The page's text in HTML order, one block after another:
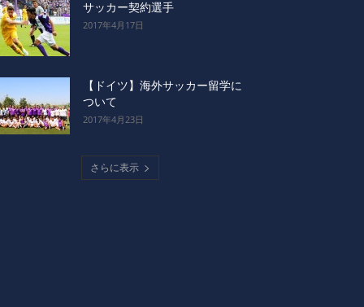
サッカー契約選手
2017年4月17日
【ドイツ】海外サッカー留学に
ついて
2017年4月23日
さらに表示